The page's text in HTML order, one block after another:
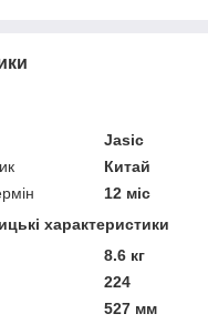
Jasic
Китай
12 міс
характеристики
8.6 кг
224
527 мм